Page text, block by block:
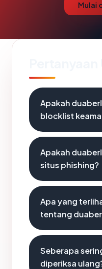
Mulai
Apakah
blocklist
Apakah
situs phishing?
Apa yang
tentang
Seberapa
diperiksa